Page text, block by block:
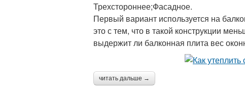
Трехстороннее;Фасадное.
Первый вариант используется на
это с тем, что в такой конструкции
выдержит ли балконная плита вес
читать дальше →